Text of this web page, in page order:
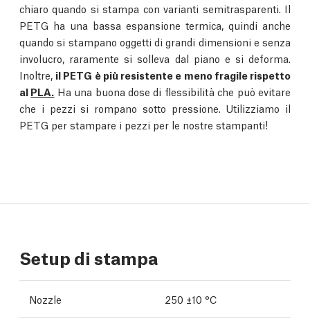
chiaro quando si stampa con varianti semitrasparenti. Il
PETG ha una bassa espansione termica, quindi anche
quando si stampano oggetti di grandi dimensioni e senza
involucro, raramente si solleva dal piano e si deforma.
Inoltre, il PETG è più resistente e meno fragile rispetto
al PLA. Ha una buona dose di flessibilità che può evitare
che i pezzi si rompano sotto pressione. Utilizziamo il
PETG per stampare i pezzi per le nostre stampanti!
Setup di stampa
Nozzle 250 ±10 °C